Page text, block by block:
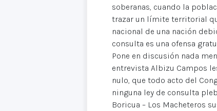
soberanas, cuando la
trazar un límite territorial
nacional de una nación
consulta es una ofensa
Pone en discusión nada
entrevista Albizu Campos
nulo, que todo acto del
ninguna ley de consulta
Boricua – Los Macheteros